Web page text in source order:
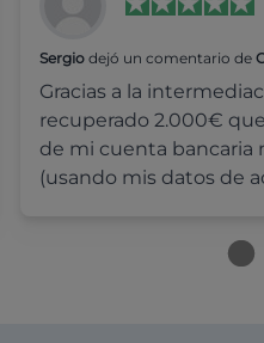
Sergiodejó un comentario de
Gracias a la
recuperado 2.000€
de mi cuenta bancaria
(usando mis datos de